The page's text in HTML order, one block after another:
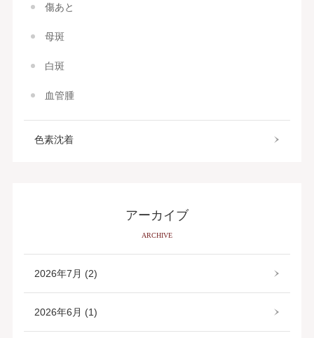
傷あと
母斑
白斑
血管腫
色素沈着
アーカイブ
ARCHIVE
2026年7月 (2)
2026年6月 (1)